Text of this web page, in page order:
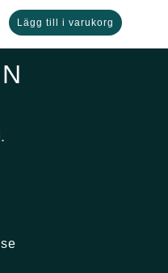
Lägg till i varukorg